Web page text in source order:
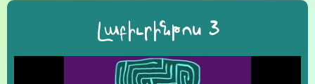
Լաբիւրինթոս 3